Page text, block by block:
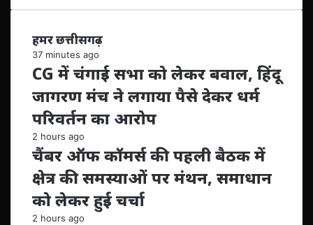
हमर छत्तीसगढ़
37 minutes ago
CG में चंगाई सभा को लेकर बवाल, हिंदू
जागरण मंच ने लगाया पैसे देकर धर्म
परिवर्तन का आरोप
2 hours ago
चैंबर ऑफ कॉमर्स की पहली बैठक में
क्षेत्र की समस्याओं पर मंथन, समाधान
को लेकर हुई चर्चा
2 hours ago